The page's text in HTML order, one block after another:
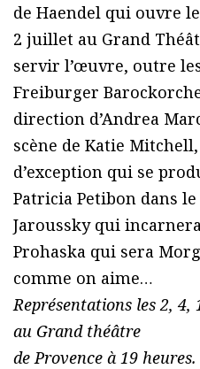
de Haendel qui ouvre
2 juillet au Grand
servir l’œuvre, outre
Freiburger
direction d’Andrea
scène de Katie
d’exception qui se
Patricia Petibon dans
Jaroussky qui
Prohaska qui sera
comme on aime…
Représentations les 2,
au Grand théâtre
de Provence à 19